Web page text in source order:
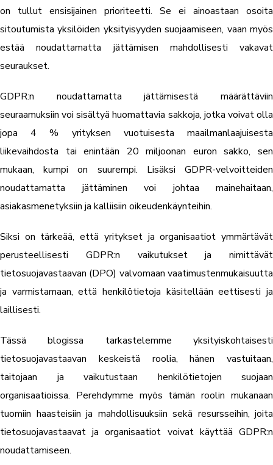
on tullut ensisijainen prioriteetti. Se ei ainoastaan osoita
sitoutumista yksilöiden yksityisyyden suojaamiseen, vaan myös
estää noudattamatta jättämisen mahdollisesti vakavat
seuraukset.
GDPR:n noudattamatta jättämisestä määrättäviin
seuraamuksiin voi sisältyä huomattavia sakkoja, jotka voivat olla
jopa 4 % yrityksen vuotuisesta maailmanlaajuisesta
liikevaihdosta tai enintään 20 miljoonan euron sakko, sen
mukaan, kumpi on suurempi. Lisäksi GDPR-velvoitteiden
noudattamatta jättäminen voi johtaa mainehaitaan,
asiakasmenetyksiin ja kalliisiin oikeudenkäynteihin.
Siksi on tärkeää, että yritykset ja organisaatiot ymmärtävät
perusteellisesti GDPR:n vaikutukset ja nimittävät
tietosuojavastaavan (DPO) valvomaan vaatimustenmukaisuutta
ja varmistamaan, että henkilötietoja käsitellään eettisesti ja
laillisesti.
Tässä blogissa tarkastelemme yksityiskohtaisesti
tietosuojavastaavan keskeistä roolia, hänen vastuitaan,
taitojaan ja vaikutustaan henkilötietojen suojaan
organisaatioissa. Perehdymme myös tämän roolin mukanaan
tuomiin haasteisiin ja mahdollisuuksiin sekä resursseihin, joita
tietosuojavastaavat ja organisaatiot voivat käyttää GDPR:n
noudattamiseen.